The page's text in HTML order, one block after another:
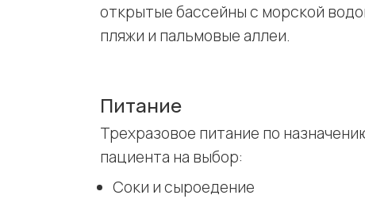
открытые бассейны с морской
пляжи и пальмовые аллеи.
Питание
Трехразовое питание по
пациента на выбор:
Соки и сыроедение